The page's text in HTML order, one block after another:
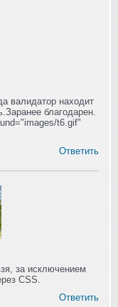
валидатор находит
благодарен.
t6.gif"
Ответить
за исключением
CSS.
Ответить